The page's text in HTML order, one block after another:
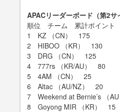
APACリーダーボード（第2サ
順位 チーム 累計ポイント
1 KZ （CN） 175
2 HIBOO （KR） 130
3 DRG （CN） 125
4 777rs （KR/AU） 80
5 4AM （CN） 25
6 Altac （AU/NZ） 20
7 Weekend at Bernie’s （
8 Goyong MIR （KR） 15